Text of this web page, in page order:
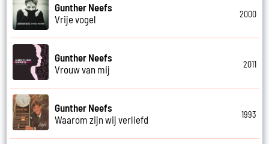
Gunther Neefs
Vrije vogel
2000
Gunther Neefs
Vrouw van mij
2011
Gunther Neefs
Waarom zijn wij verliefd
1993